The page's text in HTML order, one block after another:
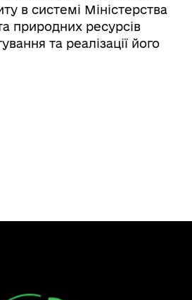
в системі Міністерства
природних ресурсів
та реалізації його